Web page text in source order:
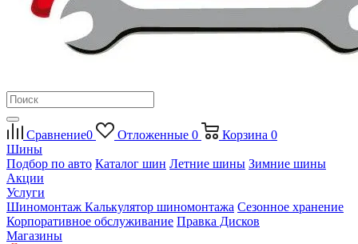
Сравнение0 Отложенные 0 Корзина 0
Шины
Подбор по авто Каталог шин Летние шины Зимние шины
Акции
Услуги
Шиномонтаж Калькулятор шиномонтажа Сезонное хранение
Корпоративное обслуживание Правка Дисков
Магазины